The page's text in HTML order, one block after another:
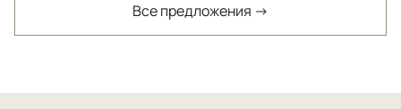
Все предложения →